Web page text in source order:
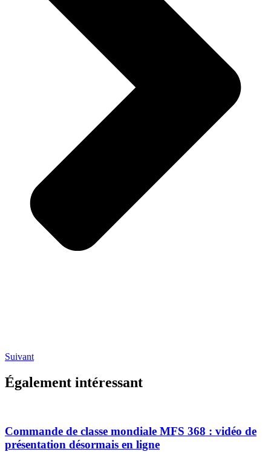
Suivant
Également intéressant
Commande de classe mondiale MFS 368 : vidéo de
présentation désormais en ligne